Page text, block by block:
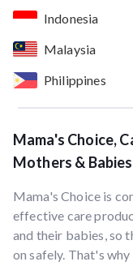
Indonesia
Malaysia
Philippines
Mama's Choice,
Mothers & Babies
Mama's Choice is
effective care
and their babies, so
on safely. That's